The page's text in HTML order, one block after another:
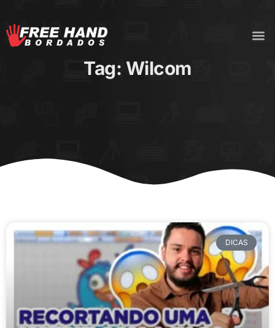
Tag: Wilcom
DICAS